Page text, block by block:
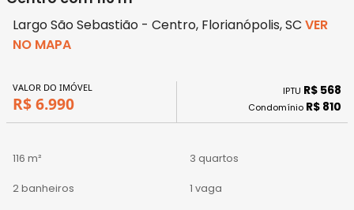
Largo São Sebastião - Centro, Florianópolis, SC VER
NO MAPA
VALOR DO IMÓVEL
R$ 6.990
IPTU R$ 568
Condomínio R$ 810
116 m² 3 quartos
2 banheiros 1 vaga